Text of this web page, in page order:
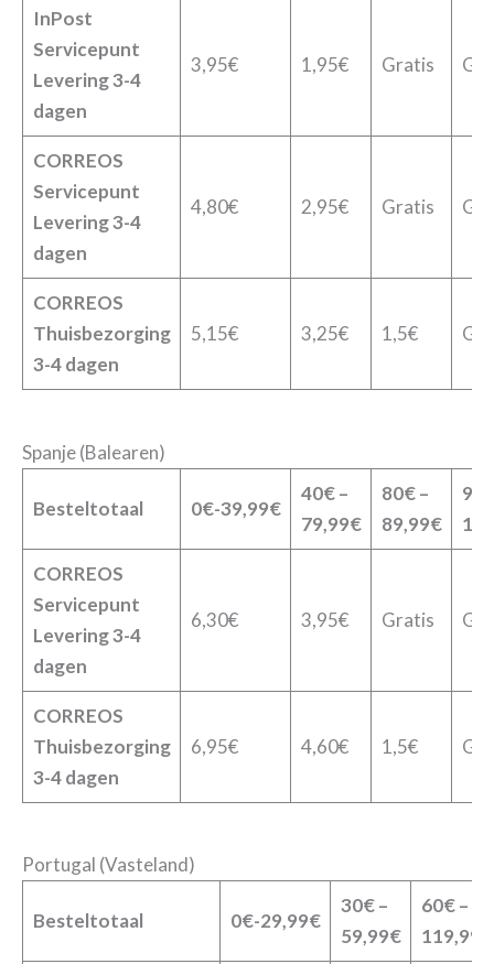
InPost
Servicepunt
Levering3-4
dagen
3,95€ 1,95€ Gratis
CORREOS
Servicepunt
Levering3-4
dagen
4,80€ 2,95€ Gratis
CORREOS
Thuisbezorging
3-4 dagen
5,15€ 3,25€ 1,5€
Spanje (Balearen)
Besteltotaal 0€-39,99€
40€ –
79,99€
80€ –
89,99€
CORREOS
Servicepunt
Levering3-4
dagen
6,30€ 3,95€ Gratis
CORREOS
Thuisbezorging
3-4 dagen
6,95€ 4,60€ 1,5€
Portugal (Vasteland)
Besteltotaal 0€-29,99€
30€ –
59,99€
60€ –
119,99€